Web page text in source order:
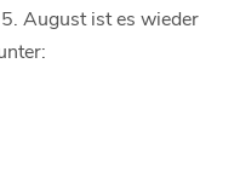
August ist es wieder